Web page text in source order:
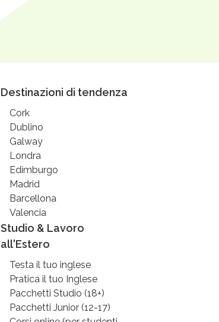
Destinazioni di tendenza
Cork
Dublino
Galway
Londra
Edimburgo
Madrid
Barcellona
Valencia
Studio & Lavoro
all'Estero
Testa il tuo inglese
Pratica il tuo Inglese
Pacchetti Studio (18+)
Pacchetti Junior (12-17)